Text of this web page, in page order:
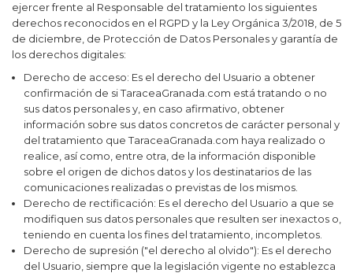
ejercer frente al Responsable del tratamiento los siguientes
derechos reconocidos en el RGPD y la Ley Orgánica 3/2018, de 5
de diciembre, de Protección de Datos Personales y garantía de
los derechos digitales:
Derecho de acceso: Es el derecho del Usuario a obtener
confirmación de siTaraceaGranada.com está tratando o no
sus datos personales y, en caso afirmativo, obtener
información sobre sus datos concretos de carácter personal y
del tratamiento queTaraceaGranada.com haya realizado o
realice, así como, entre otra, de la información disponible
sobre el origen de dichos datos y los destinatarios de las
comunicaciones realizadas o previstas de los mismos.
Derecho de rectificación: Es el derecho del Usuario a que se
modifiquen sus datos personales que resulten ser inexactos o,
teniendo en cuenta los fines del tratamiento, incompletos.
Derecho de supresión ("el derecho al olvido"): Es el derecho
del Usuario, siempre que la legislación vigente no establezca